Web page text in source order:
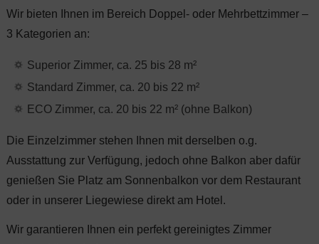
Wir bieten Ihnen im Bereich Doppel- oder Mehrbettzimmer –
3 Kategorien an:
Superior Zimmer, ca. 25 bis 28 m²
Standard Zimmer, ca. 20 bis 22 m²
ECO Zimmer, ca. 20 bis 22 m² (ohne Balkon)
Die Einzelzimmer stehen Ihnen mit derselben o.g.
Ausstattung zur Verfügung, jedoch ohne Balkon aber dafür
genießen Sie Platz am Sonnenbalkon vor dem Restaurant
oder in unserer Liegewiese direkt am Hotel.
Wir garantieren Ihnen ein perfekt gereinigtes Zimmer